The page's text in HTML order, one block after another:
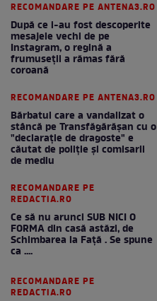
RECOMANDARE PE ANTENA3.RO
După ce i-au fost descoperite
mesajele vechi de pe
Instagram, o regină a
frumuseții a rămas fără
coroană
RECOMANDARE PE ANTENA3.RO
Bărbatul care a vandalizat o
stâncă pe Transfăgărășan cu o
"declaraţie de dragoste" e
căutat de poliție și comisarii
de mediu
RECOMANDARE PE
REDACTIA.RO
Ce să nu arunci SUB NICI O
FORMA din casă astăzi, de
Schimbarea la Față . Se spune
ca ....
RECOMANDARE PE
REDACTIA.RO